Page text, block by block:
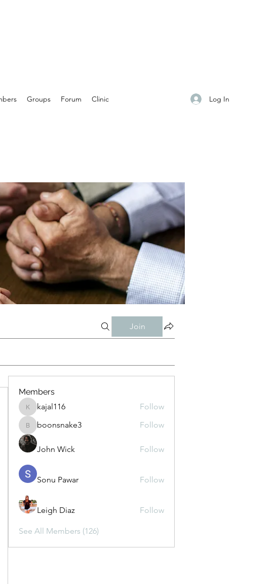
Groups Forum Clinic Log In
Join
Members
kajal116
kajal116 Follow
boonsnake3
boonsnake3 Follow
John Wick Follow
Sonu Pawar Follow
Leigh Diaz Follow
See All Members (126)